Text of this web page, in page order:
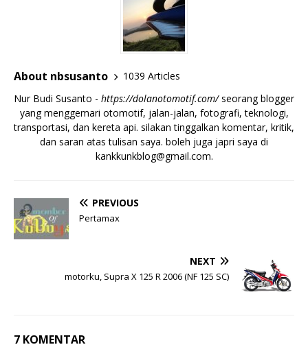
About nbsusanto
1039 Articles
Nur Budi Susanto - https://dolanotomotif.com/seorang blogger
yang menggemari otomotif, jalan-jalan, fotografi, teknologi,
transportasi, dan kereta api. silakan tinggalkan komentar, kritik,
dan saran atas tulisan saya. boleh juga japri saya di
kankkunkblog@gmail.com.
PREVIOUS
Pertamax
NEXT
motorku, Supra X 125 R 2006 (NF 125 SC)
7 KOMENTAR